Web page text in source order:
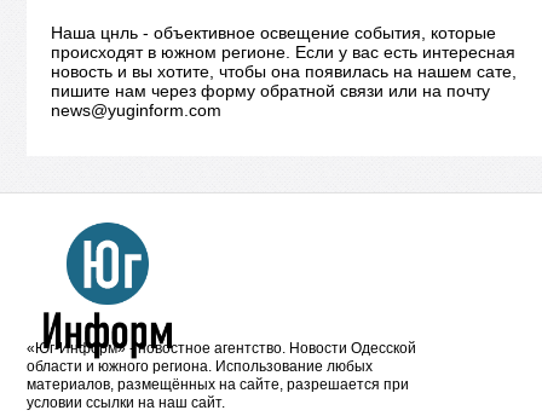
Наша цнль - объективное освещение события, которые
происходят в южном регионе. Если у вас есть интересная
новость и вы хотите, чтобы она появилась на нашем сате,
пишите нам через форму обратной связи или на почту
news@yuginform.com
«Юг-Информ» - новостное агентство. Новости Одесской
области и южного региона. Использование любых
материалов, размещённых на сайте, разрешается при
условии ссылки на наш сайт.